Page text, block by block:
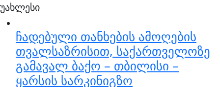
უახლესი
ჩადებული თანხების ამოღების
თვალსაზრისით, საქართველოზე
გამავალ ბაქო – თბილისი –
ყარსის სარკინიგზო